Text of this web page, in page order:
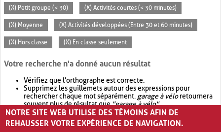
(X) Petit groupe (< 30) (X) Activités courtes (< 30 minutes)
(X) Moyenne (X) Activités développées (Entre 30 et 60 minutes)
(X) Hors classe (X) En classe seulement
Votre recherche n'a donné aucun résultat
Vérifiez que l'orthographe est correcte.
Supprimez les guillemets autour des expressions pour
rechercher chaque mot séparément. garage à véloretournera
souvent plus de résultat que"garage à vélo".
Envisagez d'élargir votre recherche avec OR.garage OR vélo
retournera souvent plus de résultat quegarage à vélo
NOTRE SITE WEB UTILISE DES TÉMOINS AFIN DE
REHAUSSER VOTRE EXPÉRIENCE DE NAVIGATION.